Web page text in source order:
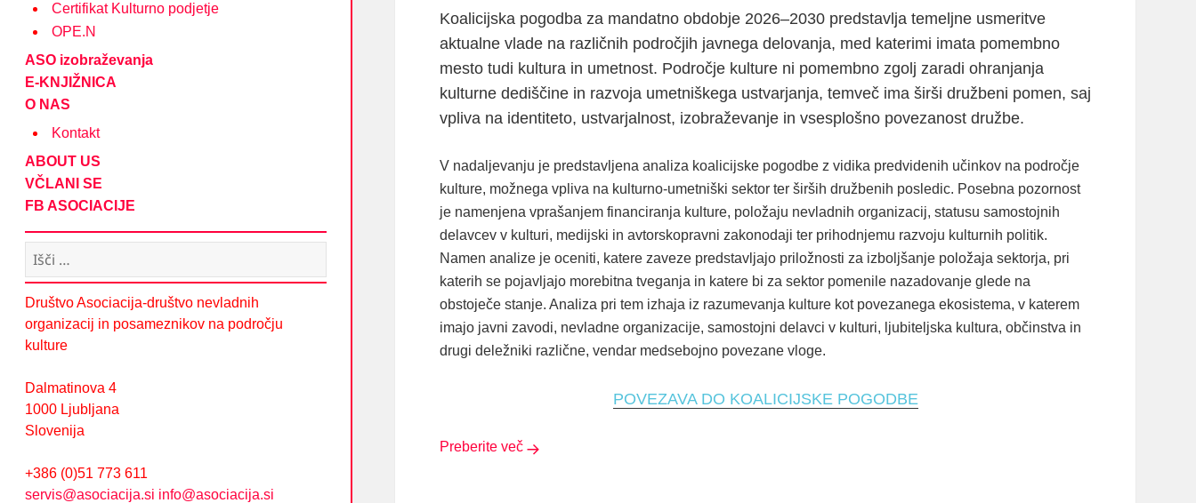
Certifikat Kulturno podjetje
OPE.N
ASO izobraževanja
E-KNJIŽNICA
O NAS
Kontakt
ABOUT US
VČLANI SE
FB ASOCIACIJE
Išči:
Društvo Asociacija-društvo nevladnih
organizacij in posameznikov na področju
kulture
Dalmatinova 4
1000 Ljubljana
Slovenija
+386 (0)51 773 611
servis@asociacija.si info@asociacija.si
Koalicijska pogodba za mandatno obdobje 2026–2030 predstavlja temeljne usmeritve
aktualne vlade na različnih področjih javnega delovanja, med katerimi imata pomembno
mesto tudi kultura in umetnost. Področje kulture ni pomembno zgolj zaradi ohranjanja
kulturne dediščine in razvoja umetniškega ustvarjanja, temveč ima širši družbeni pomen, saj
vpliva na identiteto, ustvarjalnost, izobraževanje in vsesplošno povezanost družbe.
V nadaljevanju je predstavljena analiza koalicijske pogodbe z vidika predvidenih učinkov na področje
kulture, možnega vpliva na kulturno-umetniški sektor ter širših družbenih posledic. Posebna pozornost
je namenjena vprašanjem financiranja kulture, položaju nevladnih organizacij, statusu samostojnih
delavcev v kulturi, medijski in avtorskopravni zakonodaji ter prihodnjemu razvoju kulturnih politik.
Namen analize je oceniti, katere zaveze predstavljajo priložnosti za izboljšanje položaja sektorja, pri
katerih se pojavljajo morebitna tveganja in katere bi za sektor pomenile nazadovanje glede na
obstoječe stanje. Analiza pri tem izhaja iz razumevanja kulture kot povezanega ekosistema, v katerem
imajo javni zavodi, nevladne organizacije, samostojni delavci v kulturi, ljubiteljska kultura, občinstva in
drugi deležniki različne, vendar medsebojno povezane vloge.
POVEZAVA DO KOALICIJSKE POGODBE
Preberite več